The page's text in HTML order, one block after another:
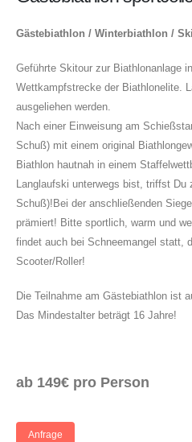
Gästebiathlon / Winterbiathlon /
Geführte Skitour zur Biathlonanlage
Wettkampfstrecke der Biathlonelite.
ausgeliehen werden.
Nach einer Einweisung am
Schuß) mit einem original
Biathlon hautnah in einem
Langlaufski unterwegs bist, triffst Du
Schuß)!Bei der anschließenden
prämiert! Bitte sportlich, warm und
findet auch bei Schneemangel statt,
Scooter/Roller!
Die Teilnahme am Gästebiathlon ist
Das Mindestalter beträgt 16 Jahre!
ab 149€ pro Person
Anfrage